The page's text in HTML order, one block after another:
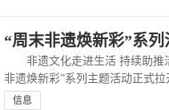
“周末非遗焕新彩”系
非遗文化走进生活 持续助推
非遗焕新彩”系列主题活动正式拉
信息